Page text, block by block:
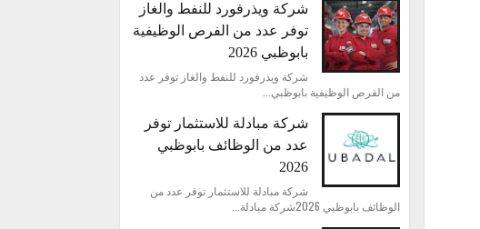
شركة ويذرفورد للنفط والغاز
توفر عدد من الفرص الوظيفية
بابوظبي 2026
شركة ويذرفورد للنفط والغاز توفر عدد
من الفرص الوظيفية بابوظبي...
شركة مبادلة للاستثمار توفر
عدد من الوظائف بابوظبي
2026
شركة مبادلة للاستثمار توفر عدد من
الوظائف بابوظبي 2026شركة مبادلة...